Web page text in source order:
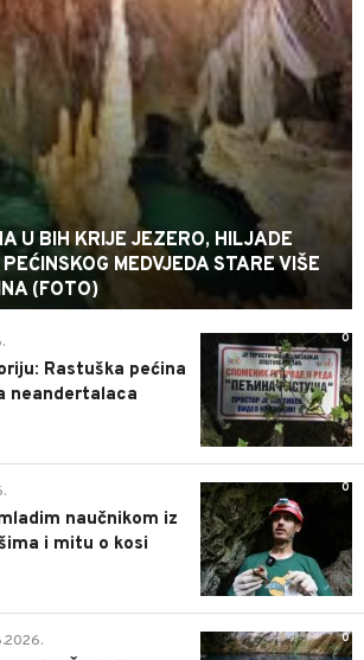
U BIH KRIJE JEZERO, HILJADE
MEDVJEDA STARE VIŠE
(FOTO)
0
Rastuška pećina
neandertalaca
0
naučnikom iz
i mitu o kosi
0